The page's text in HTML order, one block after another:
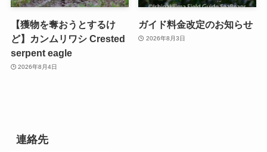
【獲物を奪おうとするけ
ど】カンムリワシ Crested
serpent eagle
2026年8月4日
ガイド料金改定のお知らせ
2026年8月3日
連絡先